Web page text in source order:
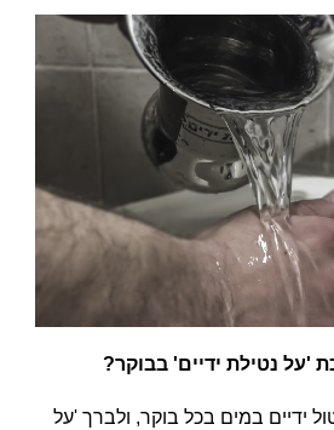
'על נטילת ידיים' בבוקר?
ידיים במים בכל בוקר, ולברך 'על